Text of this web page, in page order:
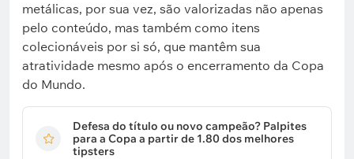
metálicas, por sua vez, são valorizadas não apenas
pelo conteúdo, mas também como itens
colecionáveis por si só, que mantêm sua
atratividade mesmo após o encerramento da Copa
do Mundo.
Defesa do título ou novo campeão? Palpites
para a Copa a partir de 1.80 dos melhores
tipsters